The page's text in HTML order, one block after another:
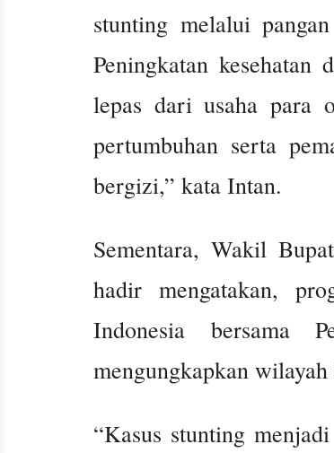
stunting melalui
Peningkatan
lepas dari usaha para
pertumbuhan serta
bergizi,” kata Intan.
Sementara, Wakil
hadir mengatakan,
Indonesia bersama
mengungkapkan
“Kasus stunting